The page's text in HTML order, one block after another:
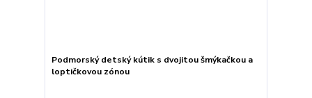
Podmorský detský kútik s dvojitou šmýkačkou a
loptičkovou zónou